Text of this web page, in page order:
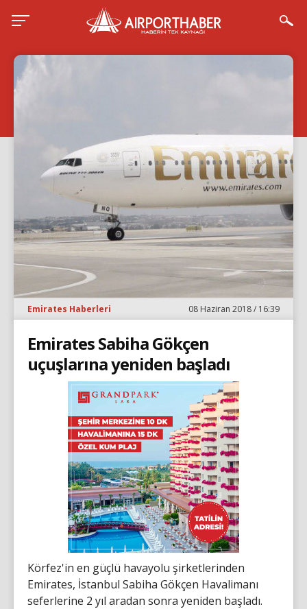
Emirates Haberleri 08 Haziran 2018 / 16:39
Emirates Sabiha Gökçen
uçuşlarına yeniden başladı
Körfez'in en güçlü havayolu şirketlerinden
Emirates, İstanbul Sabiha Gökçen Havalimanı
seferlerine 2 yıl aradan sonra yeniden başladı.